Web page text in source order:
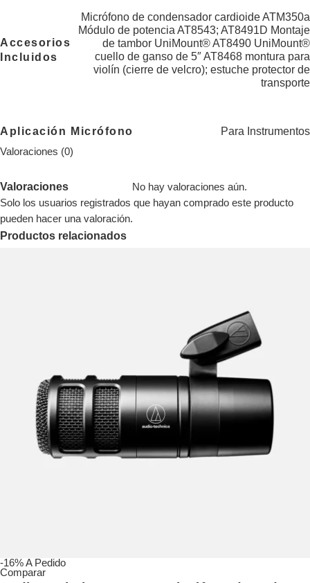
Accesorios
Incluidos
Micrófono de condensador cardioide ATM350a
Módulo de potencia AT8543; AT8491D Montaje
de tambor UniMount® AT8490 UniMount®
cuello de ganso de 5″ AT8468 montura para
violín (cierre de velcro); estuche protector de
transporte
Aplicación Micrófono Para Instrumentos
Valoraciones (0)
Valoraciones
No hay valoraciones aún.
Solo los usuarios registrados que hayan comprado este producto
pueden hacer una valoración.
Productos relacionados
-16%A Pedido
Comparar